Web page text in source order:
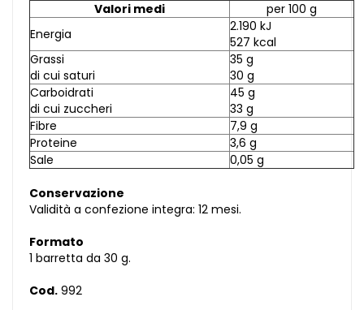
Valori medi
per 100 g
Energia
2.190 kJ
527 kcal
Grassi
di cui saturi
35 g
30 g
Carboidrati
di cui zuccheri
45 g
33 g
Fibre
7,9 g
Proteine
3,6 g
Sale
0,05 g
Conservazione
Validità a confezione integra: 12 mesi.
Formato
1 barretta da 30 g.
Cod. 992